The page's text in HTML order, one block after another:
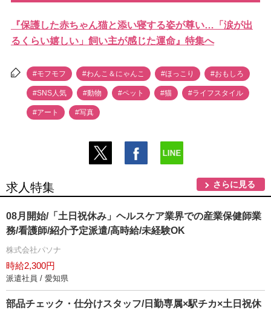
『保護した赤ちゃん猫と添い寝する姿が尊い…「涙が出
るくらい嬉しい」飼い主が感じた運命』特集へ
#モフモフ #わんこ＆にゃんこ #ほっこり #おもしろ
#SNS人気 #動物 #ペット #猫 #ライフスタイル
#アート #写真
求人特集 さらに見る
08月開始/「土日祝休み」ヘルスケア業界での産業保健師業
務/看護師/紹介予定派遣/高時給/未経験OK
株式会社パソナ
時給2,300円
派遣社員 / 愛知県
部品チェック・仕分けスタッフ/日勤専属×駅チカ×土日祝休